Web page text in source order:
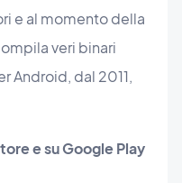
e al momento della
veri binari
Android, dal 2011,
e su Google Play